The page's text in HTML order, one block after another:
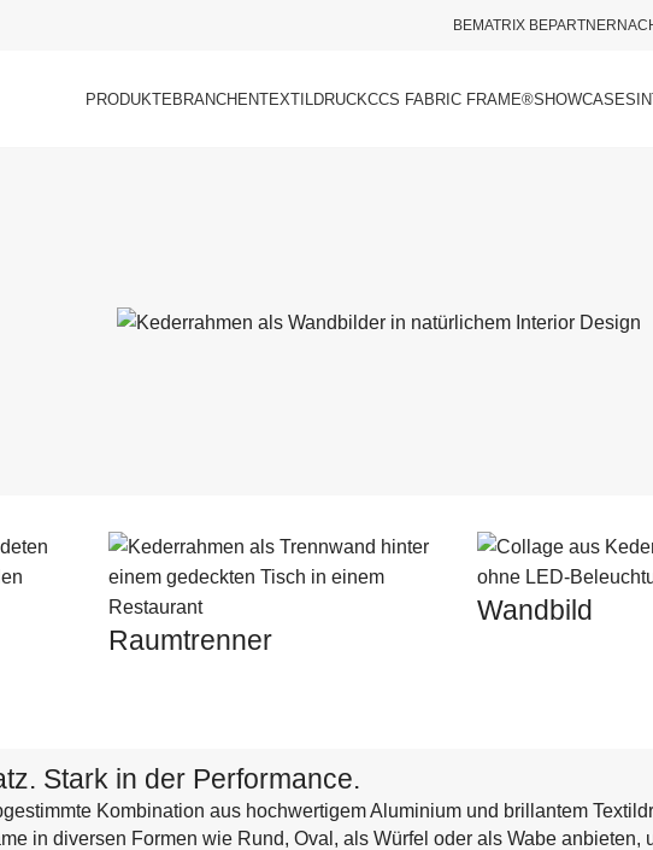
BEMATRIX BEPARTNER
PRODUKTEBRANCHENTEXTILDRUCKCCS FABRIC FRAME®SHOWCASES
Raumtrenner
Wandbild
Stark in der Performance.
Kombination aus hochwertigem Aluminium und brillantem
in diversen Formen wie Rund, Oval, als Würfel oder als Wabe anbieten,